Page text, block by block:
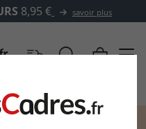
8,95 € savoir plus